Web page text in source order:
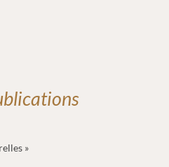
»